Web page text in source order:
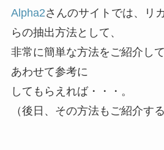
Alpha2さんのサイトでは、リ
らの抽出方法として、
非常に簡単な方法をご紹介し
あわせて参考に
してもらえれば・・・。
（後日、その方法もご紹介す